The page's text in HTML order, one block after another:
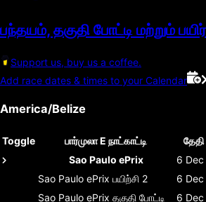
பந்தயம், தகுதி போட்டி மற்றும்
Support us, buy us a coffee.
Add race dates & times to your Calendar
America/Belize
Toggle பார்முலா E நாட்காட்டி தேதி
Sao Paulo ePrix
6 Dec
Sao Paulo ePrix பயிற்சி 2 6 Dec
Sao Paulo ePrix தகுதி போட்டி 6 Dec